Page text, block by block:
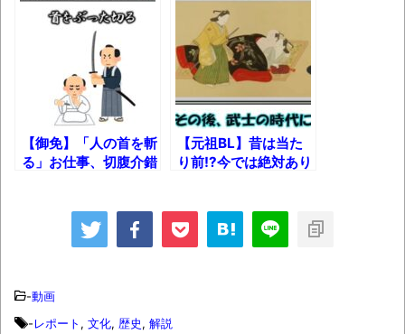
【中国】パトカーの前で好演技www当たり
屋やお煽り運転など盛りだくさん
「ム、ムリです・・・」メガネ美人ナース
に入院中のオレのオナサポ懇願したら・・・
「ム、ムリです・・・」メガネ美人ナース
に入院中のオレのオナサポ懇願したら・・・
いう無茶に踏み切ってしまったのか
【極画像】名古屋の地下鉄
相とは!?
【御免】「人の首を斬
る」お仕事、切腹介錯
【元祖BL】昔は当た
り前!?今では絶対あり
-動画
-レポート , 文化, 歴史, 解説